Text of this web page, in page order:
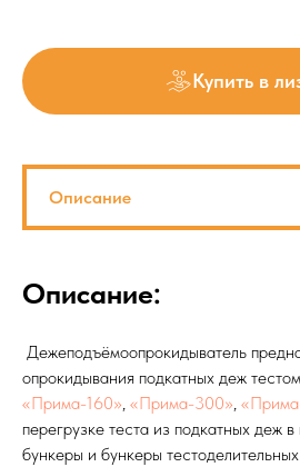
Купить в
Описание:
Дежеподъёмоопрокидыватель
опрокидывания подкатных деж
«Прима-160» «Прима-300»
перегрузке теста из подкатных деж
бункеры и бункеры